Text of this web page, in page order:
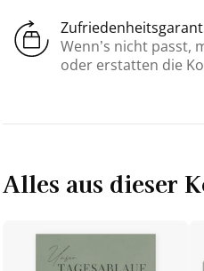
Wenn’s nicht passt,
oder erstatten die
Alles aus dieser